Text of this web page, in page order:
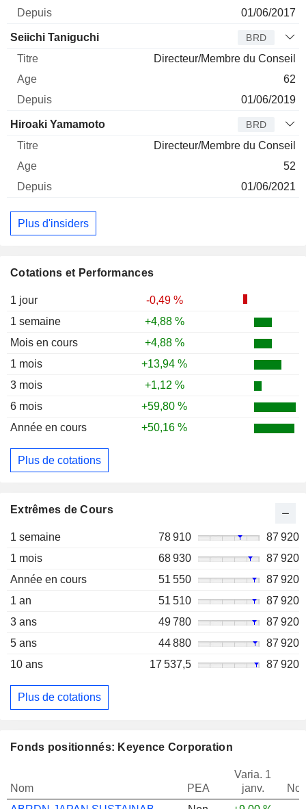
Cotations et Performances
1 jour
-0,49 %
1 semaine
+4,88 %
Mois en cours
+4,88 %
1 mois
+13,94 %
3 mois
+1,12 %
6 mois
+59,80 %
Année en cours
+50,16 %
Plus de cotations
Extrêmes de Cours
1 semaine 78 910
87 920
1 mois
68 930
87 920
Année en cours
51 550
87 920
1 an
51 510
87 920
3 ans
49 780
87 920
5 ans
44 880
87 920
10 ans
17 537,5 87 920
Plus de cotations
01/06/2017
Seiichi Taniguchi BRD
Directeur/Membre du Conseil
62
01/06/2019
Hiroaki Yamamoto BRD
Directeur/Membre du Conseil
52
01/06/2021
Plus d'insiders
Fonds positionnés: Keyence Corporation
Nom PEA
Varia. 1
janv.